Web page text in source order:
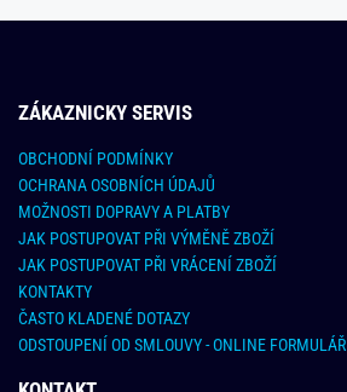
ZÁKAZNICKY SERVIS
OBCHODNÍ PODMÍNKY
OCHRANA OSOBNÍCH ÚDAJŮ
MOŽNOSTI DOPRAVY A PLATBY
JAK POSTUPOVAT PŘI VÝMĚNĚ ZBOŽÍ
JAK POSTUPOVAT PŘI VRÁCENÍ ZBOŽÍ
KONTAKTY
ČASTO KLADENÉ DOTAZY
ODSTOUPENÍ OD SMLOUVY - ONLINE FORMULÁŘ